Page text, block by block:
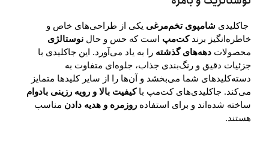
جاکلیدی شامپوی تخم‌مرغی یکی از طراحی‌های خاص و
خاطره‌انگیز برند کت‌مپ است که حس و حال نوستالژی
محصولات دهه‌های گذشته را به یاد می‌آورد. این جاکلیدی با
جزئیات دقیق و رنگ‌بندی جذاب، جلوه‌ای متفاوت به
دسته‌کلیدهای شما می‌بخشد و آن‌ها را از سایر کلیدها متمایز
می‌کند. جاکلیدی‌های کت‌مپ باکیفیت بالا و رویه رزینی بادوام
ساخته شده‌اند و برای استفاده روزمره و هدیه دادن مناسب
هستند.